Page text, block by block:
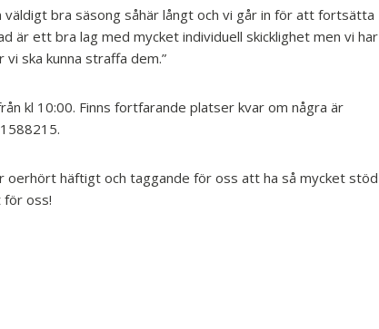
bra säsong såhär långt och vi går in för att fortsätta
är ett bra lag med mycket individuell skicklighet men vi har
ska kunna straffa dem.”
kl 10:00. Finns fortfarande platser kvar om några är
häftigt och taggande för oss att ha så mycket stöd
för oss!